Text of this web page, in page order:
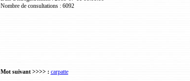
Nombre de consultations : 6092
Mot suivant >>>> : carpatte